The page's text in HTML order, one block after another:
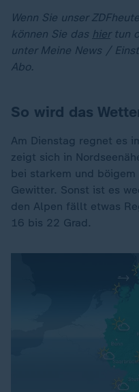
Wenn Sie unser
können Sie das hiertun
unter Meine News /
Abo.
So wird das
Am Dienstag regnet es
zeigt sich in
bei starkem und böigem
Gewitter. Sonst ist es
den Alpen fällt etwas
16 bis 22 Grad.